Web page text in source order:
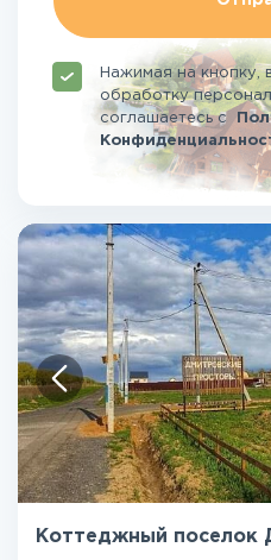
Нажимая на кнопку,
обработку
соглашаетесьс
Коттеджный поселок